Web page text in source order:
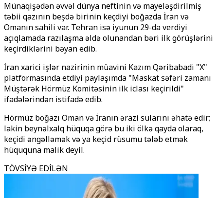
Münaqişədən əvvəl dünya neftinin və mayeləşdirilmiş
təbii qazının beşdə birinin keçdiyi boğazda İran və
Omanın sahili var. Tehran isə iyunun 29-da verdiyi
açıqlamada razılaşma əldə olunandan bəri ilk görüşlərini
keçirdiklərini bəyan edib.
İran xarici işlər nazirinin müavini Kazım Qəribabadi "X"
platformasında etdiyi paylaşımda "Maskat səfəri zamanı
Müştərək Hörmüz Komitəsinin ilk iclası keçirildi"
ifadələrindən istifadə edib.
Hörmüz boğazı Oman və İranın ərazi sularını əhatə edir;
lakin beynəlxalq hüquqa görə bu iki ölkə qayda olaraq,
keçidi əngəlləmək və ya keçid rüsumu tələb etmək
hüququna malik deyil.
TÖVSİYƏ EDİLƏN